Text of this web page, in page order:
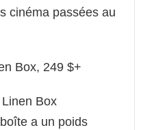
cinéma passées au
Box, 249 $+
a un poids